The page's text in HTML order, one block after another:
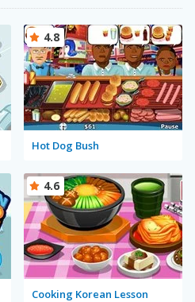
Hot Dog Bush
4.8
Cooking Korean Lesson
4.6